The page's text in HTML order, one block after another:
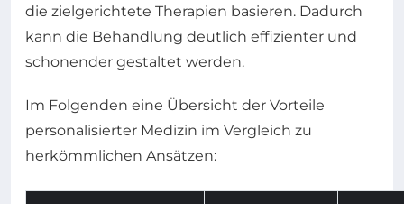
die zielgerichtete Therapien basieren. Dadurch
kann die Behandlung deutlich effizienter und
schonender gestaltet werden.
Im Folgenden eine Übersicht der Vorteile
personalisierter Medizin im Vergleich zu
herkömmlichen Ansätzen: